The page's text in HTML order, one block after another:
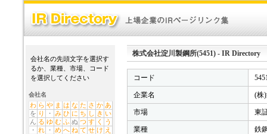
会社名の先頭文字を選択す
るか、業種、市場、コード
を選択してください
会社名
わ ら や ま は な た さ か あ
を り ・ み ひ に ち し き い
ん る ゆ む ふ ぬ つ す く
う
・ れ ・ め へ ね て せ け え
株式会社淀川製鋼所(5451) - IR Directory
コード
企業名 (株
市場 東
業種 鉄